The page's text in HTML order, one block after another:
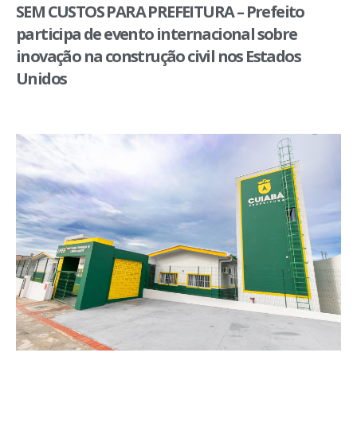
SEM CUSTOS PARA PREFEITURA – Prefeito
participa de evento internacional sobre
inovação na construção civil nos Estados
Unidos